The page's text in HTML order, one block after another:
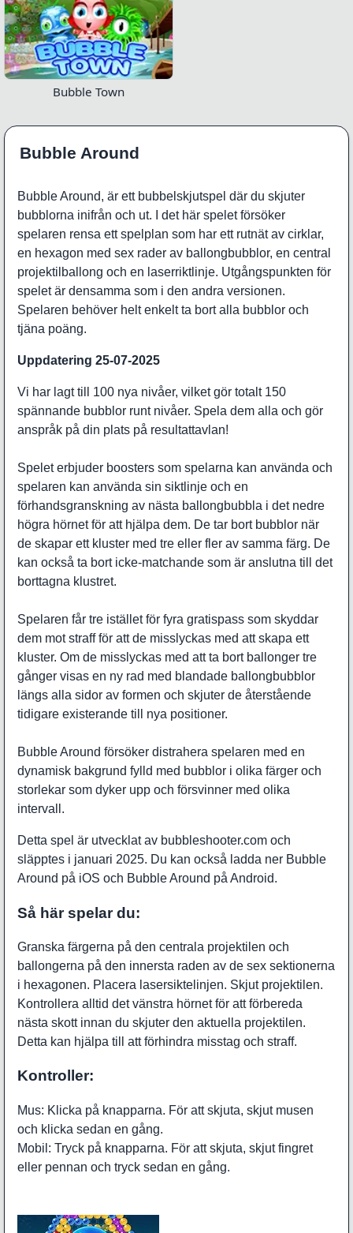
Bubble Town
Bubble Around
Bubble Around, är ett bubbelskjutspel där du skjuter
bubblorna inifrån och ut. I det här spelet försöker
spelaren rensa ett spelplan som har ett rutnät av cirklar,
en hexagon med sex rader av ballongbubblor, en central
projektilballong och en laserriktlinje. Utgångspunkten för
spelet är densamma som i den andra versionen.
Spelaren behöver helt enkelt ta bort alla bubblor och
tjäna poäng.
Uppdatering 25-07-2025
Vi har lagt till 100 nya nivåer, vilket gör totalt 150
spännande bubblor runt nivåer. Spela dem alla och gör
anspråk på din plats på resultattavlan!
Spelet erbjuder boosters som spelarna kan använda och
spelaren kan använda sin siktlinje och en
förhandsgranskning av nästa ballongbubbla i det nedre
högra hörnet för att hjälpa dem. De tar bort bubblor när
de skapar ett kluster med tre eller fler av samma färg. De
kan också ta bort icke-matchande som är anslutna till det
borttagna klustret.
Spelaren får tre istället för fyra gratispass som skyddar
dem mot straff för att de misslyckas med att skapa ett
kluster. Om de misslyckas med att ta bort ballonger tre
gånger visas en ny rad med blandade ballongbubblor
längs alla sidor av formen och skjuter de återstående
tidigare existerande till nya positioner.
Bubble Around försöker distrahera spelaren med en
dynamisk bakgrund fylld med bubblor i olika färger och
storlekar som dyker upp och försvinner med olika
intervall.
Detta spel är utvecklat av bubbleshooter.com och
släpptes i januari 2025. Du kan också ladda ner Bubble
Around på iOS och Bubble Around på Android.
Så här spelar du:
Granska färgerna på den centrala projektilen och
ballongerna på den innersta raden av de sex sektionerna
i hexagonen. Placera lasersiktelinjen. Skjut projektilen.
Kontrollera alltid det vänstra hörnet för att förbereda
nästa skott innan du skjuter den aktuella projektilen.
Detta kan hjälpa till att förhindra misstag och straff.
Kontroller:
Mus: Klicka på knapparna. För att skjuta, skjut musen
och klicka sedan en gång.
Mobil: Tryck på knapparna. För att skjuta, skjut fingret
eller pennan och tryck sedan en gång.